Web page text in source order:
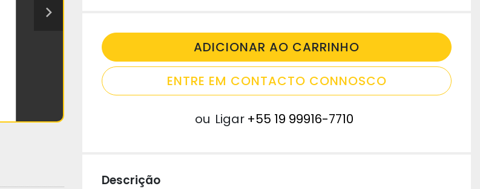
ADICIONAR AO CARRINHO
ENTRE EM CONTACTO CONNOSCO
ou Ligar +55 19 99916-7710
Descrição